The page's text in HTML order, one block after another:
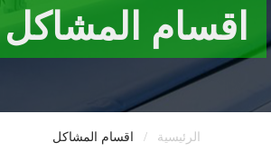
اقسام المشاكل
الرئيسية / اقسام المشاكل